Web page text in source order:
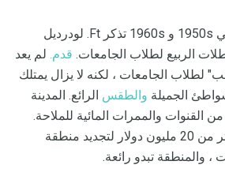
أولئك منا الذين نشأوا في 1950s و 1960s تذكر Ft. لودرديل
الربيع لطلاب الجامعات. قدم. لم يعد
لطلاب الجامعات ، لكنه لا يزال يمتلك
والطقس الرائع. المدينة
من القنوات والممرات المائية للملاحة.
قدم. أنفقت لودرديل أكثر من 20 مليون دولار لتجديد منطقة
والمنطقة تبدو رائعة.